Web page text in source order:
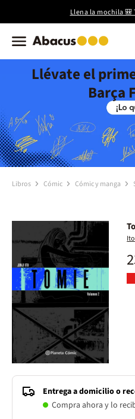
Llena la mochila
Llévate el
Barça
Libros Cómic Cómic y manga
Entrega a domicilio o
Compra ahora y lo